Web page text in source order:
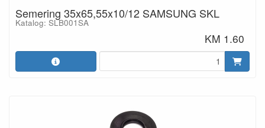
Semering 35x65,55x10/12 SAMSUNG SKL
Katalog: SLB001SA
KM 1.60